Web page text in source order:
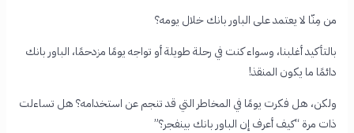
من مِنّا لا يعتمد على الباور بانك خلال يومه؟
بالتأكيد أغلبنا، وسواء كنت في رحلة طويلة أو تواجه يومًا مزدحمًا، الباور بانك
دائمًا ما يكون المنقذ!
ولكن، هل فكرت يومًا في المخاطر التي قد تنجم عن استخدامه؟ هل تساءلت
ذات مرة “كيف أعرف إن الباور بانك بينفجر؟”